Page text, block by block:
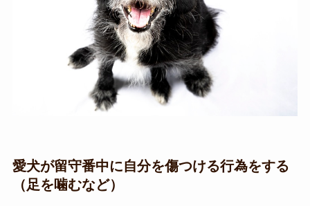
愛犬が留守番中に自分を傷つける行為をする
（足を噛むなど）